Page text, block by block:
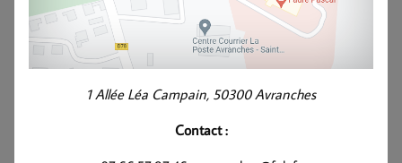
1 Allée Léa Campain, 50300 Avranches
Contact :